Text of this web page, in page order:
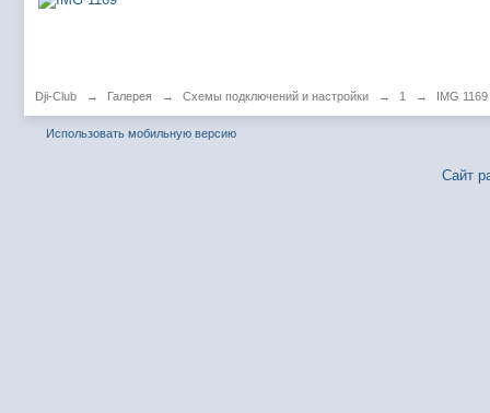
Dji-Club → Галерея → Схемы подключений и настройки → 1 → IMG 1169
Использовать мобильную версию
Сайт